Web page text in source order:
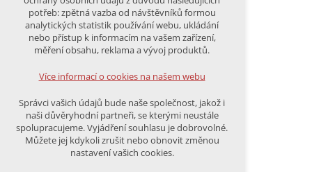
nutná pro provozování webu
udržení kontextu stránek (session):
případná přihlášení, volby jazyka, apod.
analytická pro anonymizované
vyhodnocení návštěvnosti
marketingová cookies (Google)
Více informací o cookies na našem webu
potřeb: zpětná vazba od návštěvníků formou
analytických statistik používání webu, ukládání
nebo přístup k informacím na vašem zařízení,
měření obsahu, reklama a vývoj produktů.
Více informací o cookies na našem webu
Správci vašich údajů bude naše společnost, jakož i
naši důvěryhodní partneři, se kterými neustále
spolupracujeme. Vyjádření souhlasu je dobrovolné.
Můžete jej kdykoli zrušit nebo obnovit změnou
nastavení vašich cookies.